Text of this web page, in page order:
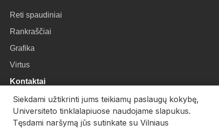
Reti spaudiniai
Rankraščiai
Grafika
Virtus
Kontaktai
VU Biblioteka
Universiteto g. 3, LT-01122, Vilnius
Siekdami užtikrinti jums teikiamų paslaugų kokybę,
Universiteto tinklalapiuose naudojame slapukus.
Tęsdami naršymą jūs sutinkate su Vilniaus